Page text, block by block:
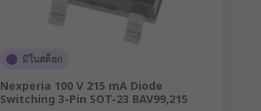
มีในสต็อก
Nexperia 100 V 215 mA Diode
Switching 3-Pin SOT-23 BAV99,215